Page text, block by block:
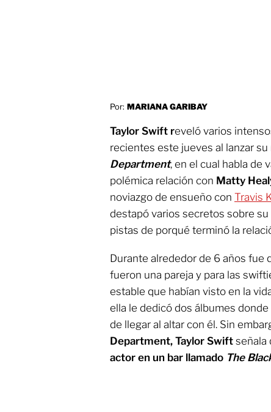
Por: MARIANA GARIBAY
Taylor Swift reveló varios
recientes este jueves al lanzar
Department, en el cual habla de
polémica relación con Matty
noviazgo de ensueño con Travis
destapó varios secretos sobre su
pistas de porqué terminó la
Durante alrededor de 6 años fue
fueron una pareja y para las
estable que habían visto en la
ella le dedicó dos álbumes
de llegar al altar con él. Sin
Department, Taylor Swift señala
actor en un bar llamado The